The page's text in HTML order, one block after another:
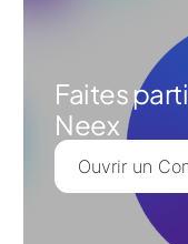
Faites
Neex
Ouvrir un